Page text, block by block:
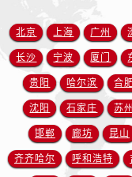
北京 上海 广州
长沙 宁波 厦门
贵阳 哈尔滨 合
沈阳 石家庄 苏州
邯郸 廊坊 昆山
齐齐哈尔 呼和浩特